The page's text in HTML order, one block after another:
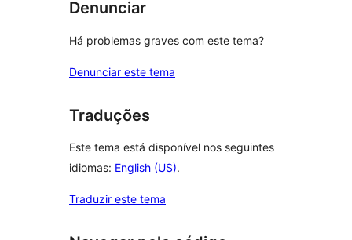
Denunciar
Há problemas graves com este tema?
Denunciar este tema
Traduções
Este tema está disponível nos seguintes
idiomas: English (US).
Traduzir este tema